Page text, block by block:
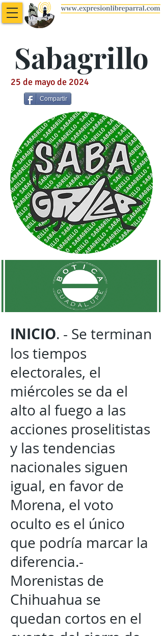
Sabagrillo
25 de mayo de 2024
Compartir
INICIO. - Se terminan
los tiempos
electorales, el
miércoles se da el
alto al fuego a las
acciones proselitistas
y las tendencias
nacionales siguen
igual, en favor de
Morena, el voto
oculto es el único
que podría marcar la
diferencia.-
Morenistas de
Chihuahua se
quedan cortos en el